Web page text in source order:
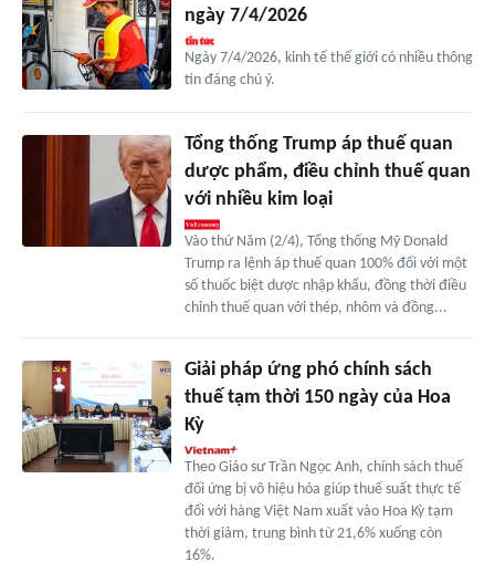
ngày 7/4/2026
Ngày 7/4/2026, kinh tế thế giới có nhiều thông
tin đáng chú ý.
Tổng thống Trump áp thuế quan
dược phẩm, điều chỉnh thuế quan
với nhiều kim loại
Vào thứ Năm (2/4), Tổng thống Mỹ Donald
Trump ra lệnh áp thuế quan 100% đối với một
số thuốc biệt dược nhập khẩu, đồng thời điều
chỉnh thuế quan với thép, nhôm và đồng...
Giải pháp ứng phó chính sách
thuế tạm thời 150 ngày của Hoa
Kỳ
Theo Giáo sư Trần Ngọc Anh, chính sách thuế
đối ứng bị vô hiệu hóa giúp thuế suất thực tế
đối với hàng Việt Nam xuất vào Hoa Kỳ tạm
thời giảm, trung bình từ 21,6% xuống còn
16%.